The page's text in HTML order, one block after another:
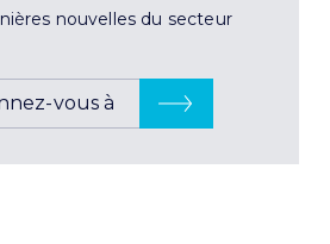
nouvelles du secteur
vous à